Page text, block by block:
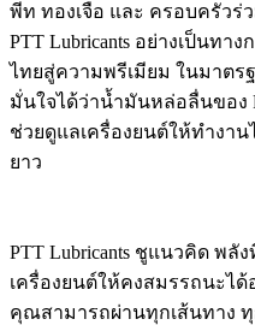
พีท ทองเจือ และ ครอบครัว
PTT Lubricants อย่างเป็นท
ไทยสู่ความพรีเมียม ในมาตร
มั่นใจได้ว่าน้ำมันหล่อลื่นของ
ช่วยดูแลเครื่องยนต์ให้ทำงา
ยาว
PTT Lubricants ชูแนวคิด พ
เครื่องยนต์ให้คงสมรรถนะไ
คุณสามารถผ่านทุกเส้นทาง